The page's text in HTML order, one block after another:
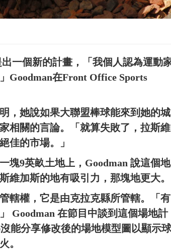
一個新的計畫，「我個人認為運動
Goodman在Front Office Sports
，她說如果大聯盟棒球能來到她的城
相關的言論。「就算失敗了，拉斯維
佳的市場。」
塊9英畝土地上，Goodman 說這個地
維加斯的地有吸引力，那塊地更大。
轄權，它是由克拉克縣所管轄。「有
Goodman 在節目中談到這個場地計
能分享修改後的場地模型圖以顯示球
。